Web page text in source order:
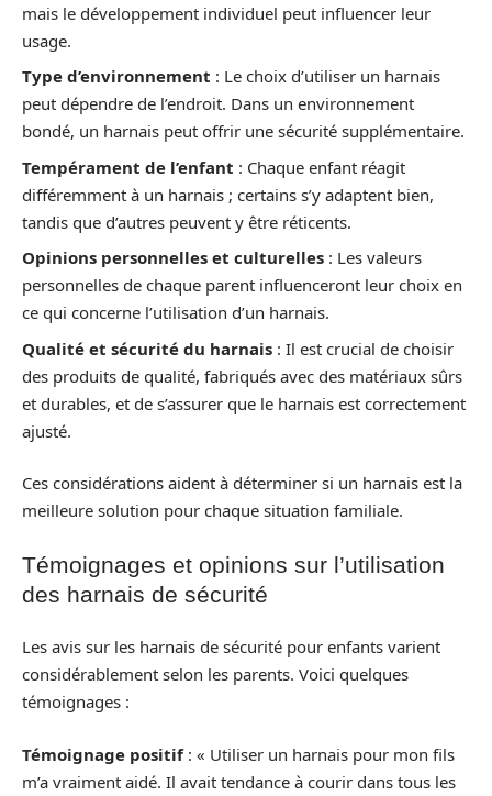
mais le développement individuel peut influencer leur
usage.
Type d’environnement : Le choix d’utiliser un harnais
peut dépendre de l’endroit. Dans un environnement
bondé, un harnais peut offrir une sécurité supplémentaire.
Tempérament de l’enfant : Chaque enfant réagit
différemment à un harnais ; certains s’y adaptent bien,
tandis que d’autres peuvent y être réticents.
Opinions personnelles et culturelles : Les valeurs
personnelles de chaque parent influenceront leur choix en
ce qui concerne l’utilisation d’un harnais.
Qualité et sécurité du harnais : Il est crucial de choisir
des produits de qualité, fabriqués avec des matériaux sûrs
et durables, et de s’assurer que le harnais est correctement
ajusté.
Ces considérations aident à déterminer si un harnais est la
meilleure solution pour chaque situation familiale.
Témoignages et opinions sur l’utilisation
des harnais de sécurité
Les avis sur les harnais de sécurité pour enfants varient
considérablement selon les parents. Voici quelques
témoignages :
Témoignage positif: « Utiliser un harnais pour mon fils
m’a vraiment aidé. Il avait tendance à courir dans tous les